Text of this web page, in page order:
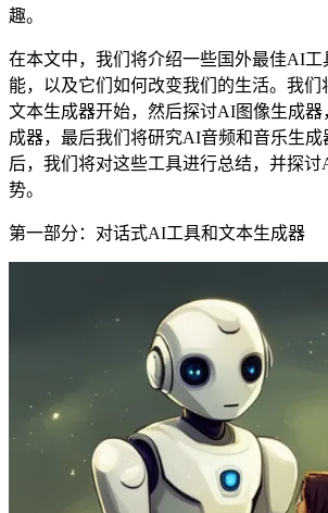
趣。
在本文中，我们将介绍一些国外最佳AI工
能，以及它们如何改变我们的生活。我们
文本生成器开始，然后探讨AI图像生成
成器，最后我们将研究AI音频和音乐生成
后，我们将对这些工具进行总结，并探
势。
第一部分：对话式AI工具和文本生成器